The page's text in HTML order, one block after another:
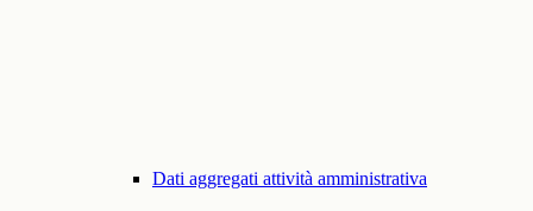
Dati aggregati attività amministrativa